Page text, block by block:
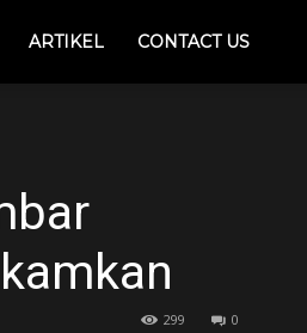
ARTIKEL CONTACT US
0
299